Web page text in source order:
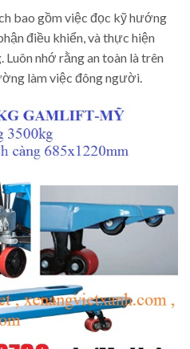
bao gồm việc đọc kỹ hướng
điều khiển, và thực hiện
nhớ rằng an toàn là trên
làm việc đông người.